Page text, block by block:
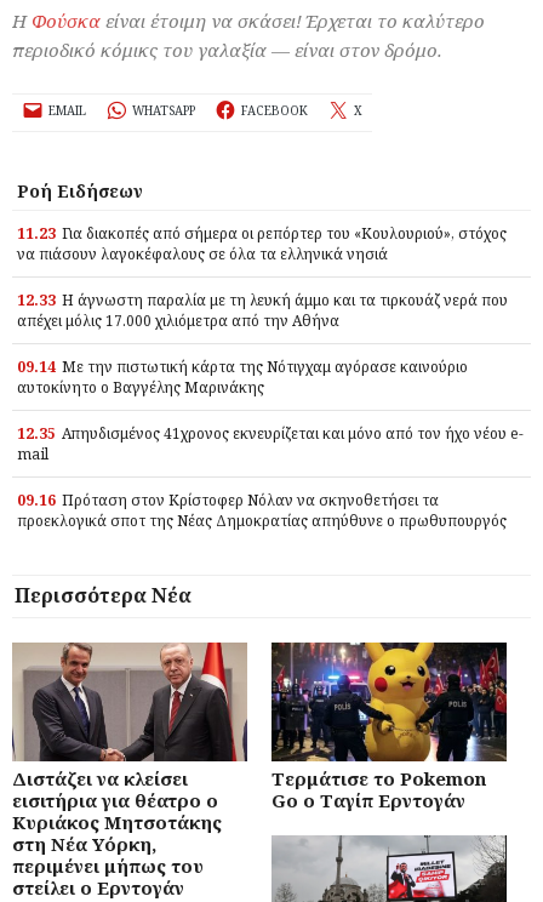
Η Φούσκα είναι έτοιμη να σκάσει! Έρχεται το καλύτερο
περιοδικό κόμικς του γαλαξία — είναι στον δρόμο.
EMAIL WHATSAPP FACEBOOK X
Ροή Ειδήσεων
11.23 Για διακοπές από σήμερα οι ρεπόρτερ του «Κουλουριού», στόχος
να πιάσουν λαγοκέφαλους σε όλα τα ελληνικά νησιά
12.33 Η άγνωστη παραλία με τη λευκή άμμο και τα τιρκουάζ νερά που
απέχει μόλις 17.000 χιλιόμετρα από την Αθήνα
09.14 Με την πιστωτική κάρτα της Νότιγχαμ αγόρασε καινούριο
αυτοκίνητο ο Βαγγέλης Μαρινάκης
12.35 Απηυδισμένος 41χρονος εκνευρίζεται και μόνο από τον ήχο νέου e-
mail
09.16 Πρόταση στον Κρίστοφερ Νόλαν να σκηνοθετήσει τα
προεκλογικά σποτ της Νέας Δημοκρατίας απηύθυνε ο πρωθυπουργός
Περισσότερα Νέα
Διστάζει να κλείσει
εισιτήρια για θέατρο ο
Κυριάκος Μητσοτάκης
στη Νέα Υόρκη,
περιμένει μήπως του
στείλει ο Ερντογάν
Τερμάτισε το Pokemon
Go ο Ταγίπ Ερντογάν